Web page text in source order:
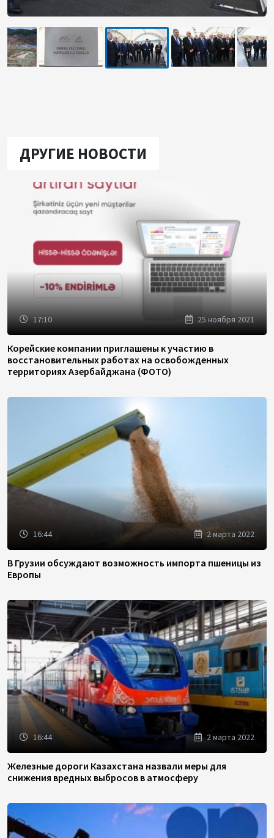
ДРУГИЕ НОВОСТИ
17:10 25 ноября 2021
Корейские компании приглашены к участию в
восстановительных работах на освобожденных
территориях Азербайджана (ФОТО)
16:44 2 марта 2022
В Грузии обсуждают возможность импорта пшеницы из
Европы
16:44 2 марта 2022
Железные дороги Казахстана назвали меры для
снижения вредных выбросов в атмосферу